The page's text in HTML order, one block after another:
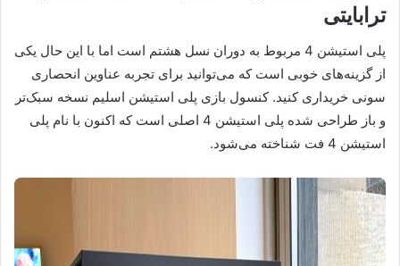
ترابایتی
پلی استیشن 4 مربوط به دوران نسل هشتم است اما با این حال یکی
از گزینه‌های خوبی است که می‌توانید برای تجربه عناوین انحصاری
سونی خریداری کنید. کنسول بازی پلی استیشن اسلیم نسخه سبک‌تر
و باز طراحی شده پلی استیشن 4 اصلی است که اکنون با نام پلی
استیشن 4 فت شناخته می‌شود.